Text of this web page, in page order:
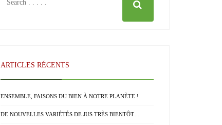
ARTICLES RÉCENTS
ENSEMBLE, FAISONS DU BIEN À NOTRE PLANÈTE !
DE NOUVELLES VARIÉTÉS DE JUS TRÈS BIENTÔT…